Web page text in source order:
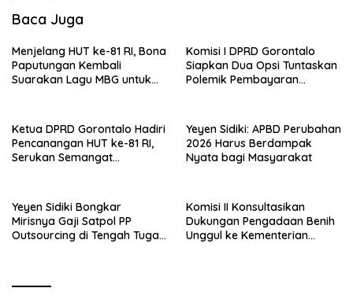
Baca Juga
Menjelang HUT ke-81 RI, Bona
Paputungan Kembali
Suarakan Lagu MBG untuk
Komisi I DPRD Gorontalo
Siapkan Dua Opsi Tuntaskan
Polemik Pembayaran
Ketua DPRD Gorontalo Hadiri
Pencanangan HUT ke-81 RI,
Serukan Semangat
Yeyen Sidiki: APBD Perubahan
2026 Harus Berdampak
Nyata bagi Masyarakat
Yeyen Sidiki Bongkar
Mirisnya Gaji Satpol PP
Outsourcing di Tengah Tugas
Komisi II Konsultasikan
Dukungan Pengadaan Benih
Unggul ke Kementerian